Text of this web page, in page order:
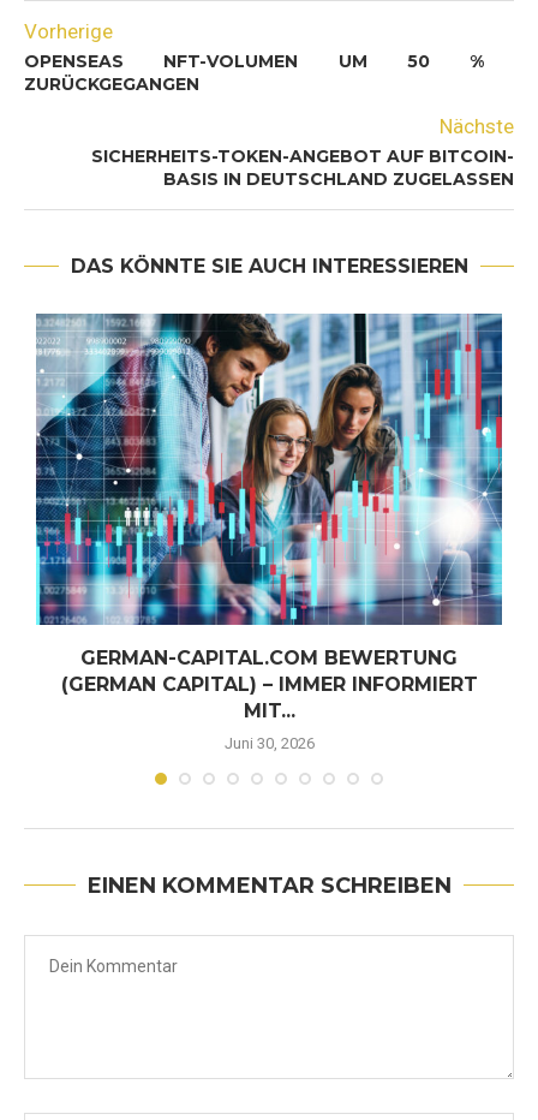
Vorherige
OPENSEAS NFT-VOLUMEN UM 50 %
ZURÜCKGEGANGEN
Nächste
SICHERHEITS-TOKEN-ANGEBOT AUF BITCOIN-
BASIS IN DEUTSCHLAND ZUGELASSEN
DAS KÖNNTE SIE AUCH INTERESSIEREN
GERMAN-CAPITAL.COM BEWERTUNG
(GERMAN CAPITAL) – IMMER INFORMIERT
MIT...
Juni 30, 2026
EINEN KOMMENTAR SCHREIBEN